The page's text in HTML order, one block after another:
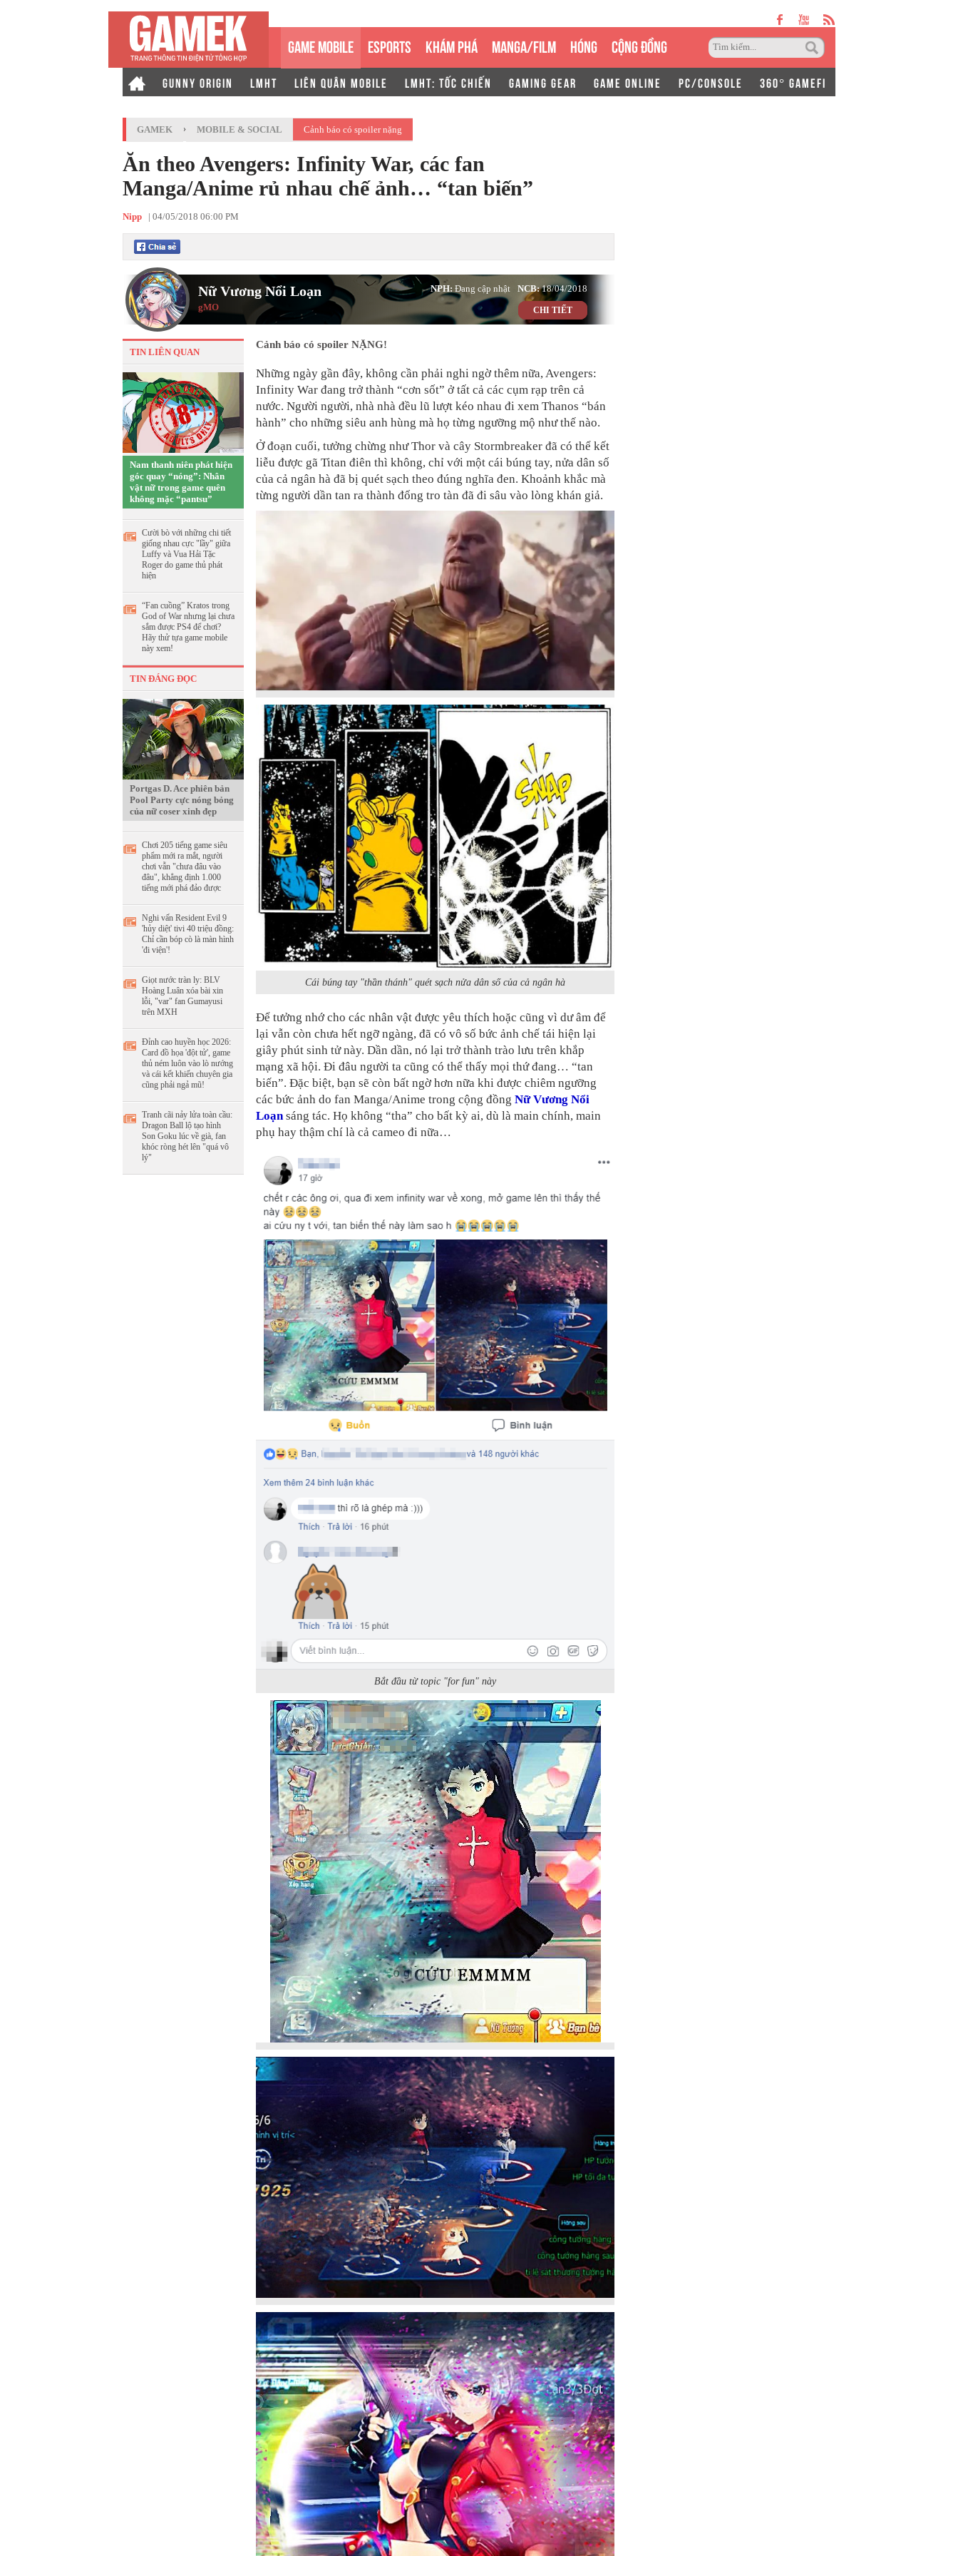
GAME MOBILE ESPORTS KHÁM PHÁ MANGA/FILM HÓNG CỘNG ĐỒNG
GUNNY ORIGIN LMHT LIÊN QUÂN MOBILE LMHT: TỐC CHIẾN GAMING GEAR GAME ONLINE PC/CONSOLE 360° GAMEFI
GAMEK › MOBILE & SOCIAL Cảnh báo có spoiler nặng
Ăn theo Avengers: Infinity War, các fan
Manga/Anime rủ nhau chế ảnh… “tan biến”
Nipp | 04/05/2018 06:00 PM
Nữ Vương Nổi Loạn
gMO
18/04/2018
NCB:
Đang cập nhật
NPH:
CHI TIẾT
TIN LIÊN QUAN
Nam thanh niên phát hiện
góc quay “nóng”: Nhân
vật nữ trong game quên
không mặc “pantsu”
Cười bò với những chi tiết
giống nhau cực "lầy" giữa
Luffy và Vua Hải Tặc
Roger do game thủ phát
hiện
“Fan cuồng” Kratos trong
God of War nhưng lại chưa
sắm được PS4 để chơi?
Hãy thử tựa game mobile
này xem!
TIN ĐÁNG ĐỌC
Portgas D. Ace phiên bản
Pool Party cực nóng bỏng
của nữ coser xinh đẹp
Chơi 205 tiếng game siêu
phẩm mới ra mắt, người
chơi vẫn "chưa đâu vào
đâu", khẳng định 1.000
tiếng mới phá đảo được
Nghi vấn Resident Evil 9
'hủy diệt' tivi 40 triệu đồng:
Chỉ cần bóp cò là màn hình
'đi viện'!
Giọt nước tràn ly: BLV
Hoàng Luân xóa bài xin
lỗi, "var" fan Gumayusi
trên MXH
Đỉnh cao huyền học 2026:
Card đồ họa 'đột tử', game
thủ ném luôn vào lò nướng
và cái kết khiến chuyên gia
cũng phải ngả mũ!
Tranh cãi nảy lửa toàn cầu:
Dragon Ball lộ tạo hình
Son Goku lúc về già, fan
khóc ròng hét lên "quá vô
lý"
Cảnh báo có spoiler NẶNG!
Những ngày gần đây, không cần phải nghi ngờ thêm nữa, Avengers:
Infinity War đang trở thành “cơn sốt” ở tất cả các cụm rạp trên cả
nước. Người người, nhà nhà đều lũ lượt kéo nhau đi xem Thanos “bán
hành” cho những siêu anh hùng mà họ từng ngưỡng mộ như thế nào.
Ở đoạn cuối, tưởng chừng như Thor và cây Stormbreaker đã có thể kết
liễu được gã Titan điên thì không, chỉ với một cái búng tay, nửa dân số
của cả ngân hà đã bị quét sạch theo đúng nghĩa đen. Khoảnh khắc mà
từng người dần tan ra thành đống tro tàn đã đi sâu vào lòng khán giả.
Cái búng tay "thần thánh" quét sạch nửa dân số của cả ngân hà
Để tưởng nhớ cho các nhân vật được yêu thích hoặc cũng vì dư âm để
lại vẫn còn chưa hết ngỡ ngàng, đã có vô số bức ảnh chế tái hiện lại
giây phút sinh tử này. Dần dần, nó lại trở thành trào lưu trên khắp
mạng xã hội. Đi đâu người ta cũng có thể thấy mọi thứ đang… “tan
biến”. Đặc biệt, bạn sẽ còn bất ngờ hơn nữa khi được chiêm ngưỡng
các bức ảnh do fan Manga/Anime trong cộng đồng Nữ Vương Nổi
Loạn sáng tác. Họ không “tha” cho bất kỳ ai, dù là main chính, main
phụ hay thậm chí là cả cameo đi nữa…
Bắt đầu từ topic "for fun" này